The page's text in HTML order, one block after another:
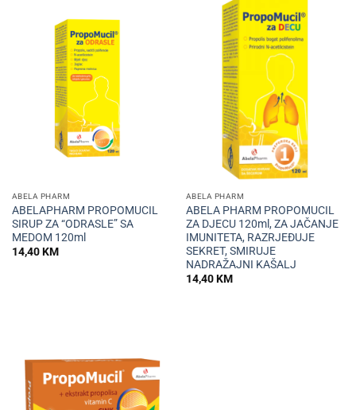
ABELA PHARM
ABELAPHARM PROPOMUCIL
SIRUP ZA “ODRASLE” SA
MEDOM 120ml
14,40KM
ABELA PHARM
ABELA PHARM PROPOMUCIL
ZA DJECU 120ml, ZA JAČANJE
IMUNITETA, RAZRJEĐUJE
SEKRET, SMIRUJE
NADRAŽAJNI KAŠALJ
14,40KM